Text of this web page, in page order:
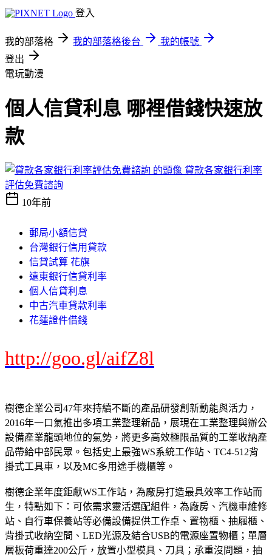
登入
我的部落格 我的部落格後台
我的帳號
登出
電玩動漫
個人信貸利息 哪裡借錢快速放
款
貸款各家銀行利率
評估免費諮詢
10年前
郵局小額信貸
台灣銀行信用貸款
信貸試算 花旗
遠東銀行信貸利率
個人信貸利息
中古汽車貸款利率
花蓮證件借錢
http://goo.gl/aifZ8l
樹德企業公司47年來持續不斷的產品研發創新動能與活力，
2016年一口氣推出多項工業整理新品，展現在工業整理與辦公
設備產業龍頭地位的氣勢，將更多高效極限品質的工業收納產
品帶給中部民眾。包括史上最強WS系統工作站、TC4-512背
掛式工具車，以及MC多用途手機櫃等。
樹德企業年度鉅獻WS工作站，為廠房打造最具效率工作站而
生，特點如下：可依需求靈活選配組件，為廠房、汽機車維修
站、自行車保養站等必備設備提供工作桌、置物櫃、抽屜櫃、
背掛式收納空間、LED光源及結合USB的電源座置物櫃；單層
層板荷重達200公斤，放置小型模具、刀具；承重沒問題，抽